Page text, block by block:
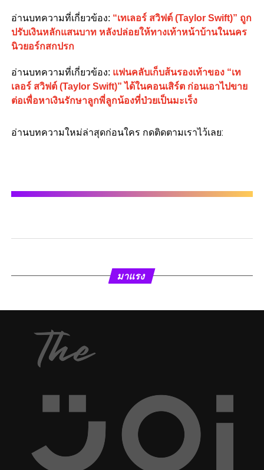
อ่านบทความที่เกี่ยวข้อง: “เทเลอร์ สวิฟต์ (Taylor Swift)” ถูก
ปรับเงินหลักแสนบาท หลังปล่อยให้ทางเท้าหน้าบ้านในนคร
นิวยอร์กสกปรก
อ่านบทความที่เกี่ยวข้อง: แฟนคลับเก็บส้นรองเท้าของ “เท
เลอร์ สวิฟต์ (Taylor Swift)” ได้ในคอนเสิร์ต ก่อนเอาไปขาย
ต่อเพื่อหาเงินรักษาลูกพี่ลูกน้องที่ป่วยเป็นมะเร็ง
อ่านบทความใหม่ล่าสุดก่อนใคร กดติดตามเราไว้เลย:
มาแรง